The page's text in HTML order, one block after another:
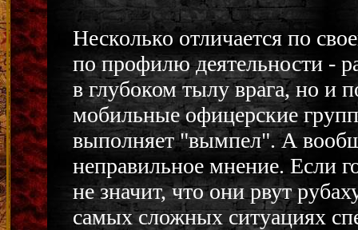
Несколько отличается по
по профилю деятельности -
в глубоком тылу врага, но и
мобильные офицерские
выполняет "вымпел". А
неправильное мнение. Если
не значит, что они рвут
самых сложных ситуациях